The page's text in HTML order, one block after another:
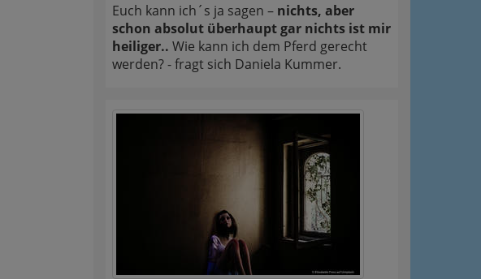
Euch kann ich´s ja sagen – nichts, aber
schon absolut überhaupt gar nichts ist mir
heiliger.. Wie kann ich dem Pferd gerecht
werden? - fragt sich Daniela Kummer.